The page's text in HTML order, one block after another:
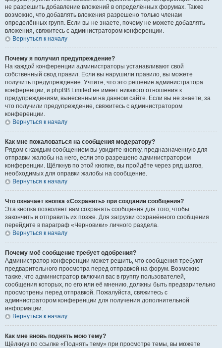
не разрешить добавление вложений в определённых форумах. Также
возможно, что добавлять вложения разрешено только членам
определённых групп. Если вы не знаете, почему не можете добавлять
вложения, свяжитесь с администратором конференции.
Вернуться к началу
Почему я получил предупреждение?
На каждой конференции администраторы устанавливают свой
собственный свод правил. Если вы нарушили правило, вы можете
получить предупреждение. Учтите, что это решение администратора
конференции, и phpBB Limited не имеет никакого отношения к
предупреждениям, вынесенным на данном сайте. Если вы не знаете, за
что получили предупреждение, свяжитесь с администратором
конференции.
Вернуться к началу
Как мне пожаловаться на сообщения модератору?
Рядом с каждым сообщением вы увидите кнопку, предназначенную для
отправки жалобы на него, если это разрешено администратором
конференции. Щёлкнув по этой кнопке, вы пройдёте через ряд шагов,
необходимых для оправки жалобы на сообщение.
Вернуться к началу
Что означает кнопка «Сохранить» при создании сообщения?
Эта кнопка позволяет вам сохранять сообщения для того, чтобы
закончить и отправить их позже. Для загрузки сохранённого сообщения
перейдите в параграф «Черновики» личного раздела.
Вернуться к началу
Почему моё сообщение требует одобрения?
Администратор конференции может решить, что сообщения требуют
предварительного просмотра перед отправкой на форум. Возможно
также, что администратор включил вас в группу пользователей,
сообщения которых, по его или её мнению, должны быть предварительно
просмотрены перед отправкой. Пожалуйста, свяжитесь с
администратором конференции для получения дополнительной
информации.
Вернуться к началу
Как мне вновь поднять мою тему?
Щёлкнув по ссылке «Поднять тему» при просмотре темы, вы можете